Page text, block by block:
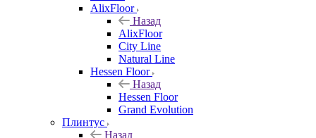
AlixFloor
Назад
AlixFloor
City Line
Natural Line
Hessen Floor
Назад
Hessen Floor
Grand Evolution
Плинтус
Назад